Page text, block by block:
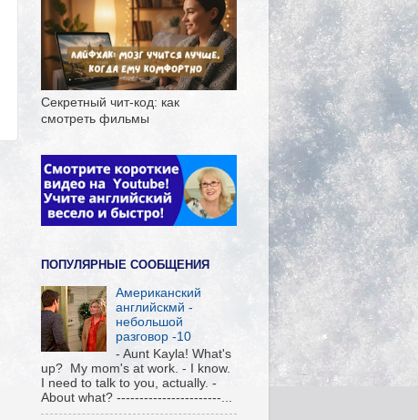
Секретный чит-код: как
смотреть фильмы
ПОПУЛЯРНЫЕ СООБЩЕНИЯ
Американский
английскмй -
небольшой
разговор -10
- Aunt Kayla! What's
up? My mom's at work. - I know.
I need to talk to you, actually. -
About what? -----------------------...